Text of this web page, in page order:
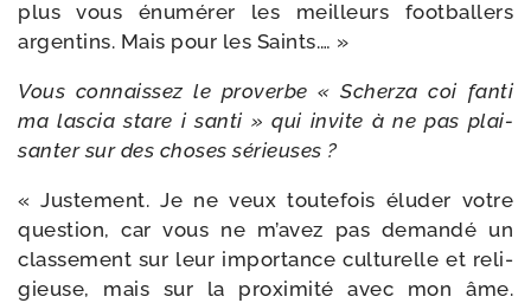
plus vous énu­mé­rer les meilleurs foot­bal­lers
argen­tins. Mais pour les Saints.… »
Vous connais­sez le pro­verbe « Scherza coi fan­ti
ma las­cia stare i san­ti » qui invite à ne pas plai­
san­ter sur des choses sérieuses ?
« Justement. Je ne veux tou­te­fois élu­der votre
ques­tion, car vous ne m’a­vez pas deman­dé un
clas­se­ment sur leur impor­tance cultu­relle et reli­
gieuse, mais sur la proxi­mi­té avec mon âme.